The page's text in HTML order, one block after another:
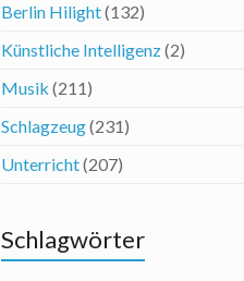
Berlin Hilight(132)
Künstliche Intelligenz(2)
Musik (211)
Schlagzeug(231)
Unterricht(207)
Schlagwörter